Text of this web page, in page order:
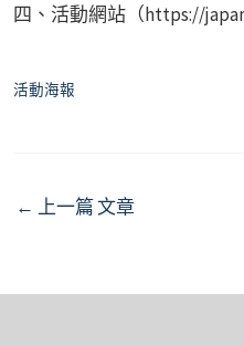
四、活動網站（https://
活動海報
Post
← 上一篇 文章